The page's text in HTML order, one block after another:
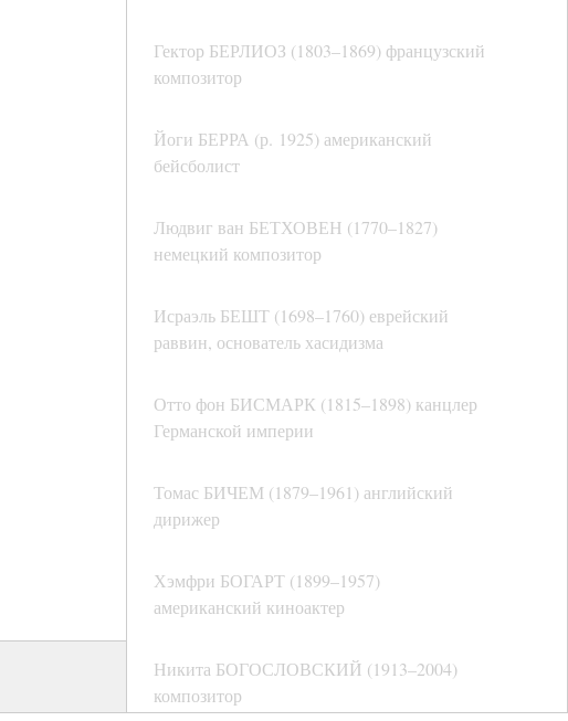
Гектор БЕРЛИОЗ (1803–1869) французский
композитор
Йоги БЕРРА (р. 1925) американский
бейсболист
Людвиг ван БЕТХОВЕН (1770–1827)
немецкий композитор
Исраэль БЕШТ (1698–1760) еврейский
раввин, основатель хасидизма
Отто фон БИСМАРК (1815–1898) канцлер
Германской империи
Томас БИЧЕМ (1879–1961) английский
дирижер
Хэмфри БОГАРТ (1899–1957)
американский киноактер
Никита БОГОСЛОВСКИЙ (1913–2004)
композитор